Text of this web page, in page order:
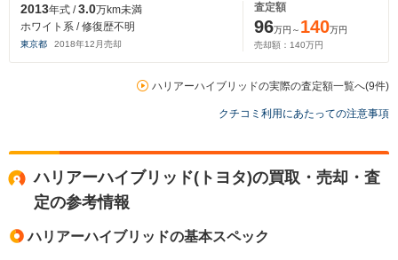
2013年式 /3.0万km未満
ホワイト系 / 修復歴不明
東京都 2018年12 月売却
査定額
96万円～ 140万円
売却額： 140万円
ハリアーハイブリッドの実際の査定額一覧へ(9件)
クチコミ利用にあたっての注意事項
ハリアーハイブリッド(トヨタ)の買取・売却・査
定の参考情報
ハリアーハイブリッドの基本スペック